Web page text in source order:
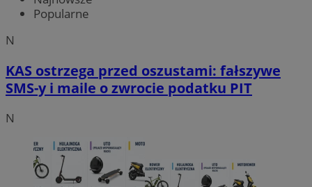
Popularne
N
KAS ostrzega przed oszustami: fałszywe
SMS-y i maile o zwrocie podatku PIT
N